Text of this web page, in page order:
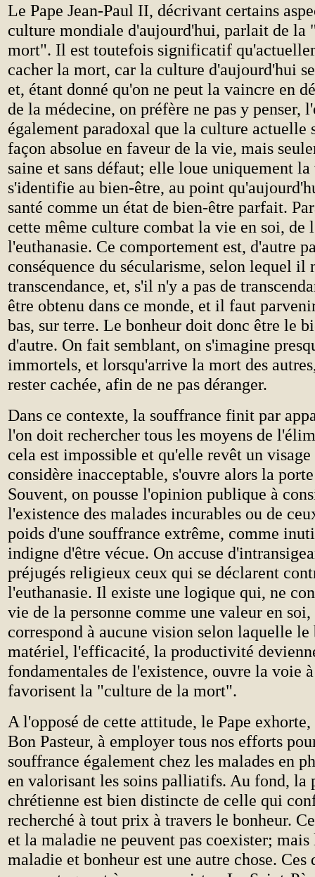
Le Pape Jean-Paul II, décrivant certains
culture mondiale d'aujourd'hui, parlait de la
mort". Il est toutefois significatif
cacher la mort, car la culture d'aujourd'hui
et, étant donné qu'on ne peut la vaincre en
de la médecine, on préfère ne pas y penser,
également paradoxal que la culture actuelle
façon absolue en faveur de la vie, mais
saine et sans défaut; elle loue uniquement
s'identifie au bien-être, au point
santé comme un état de bien-être parfait.
cette même culture combat la vie en soi, de
l'euthanasie. Ce comportement est, d'autre
conséquence du sécularisme, selon lequel il
transcendance, et, s'il n'y a pas de
être obtenu dans ce monde, et il faut
bas, sur terre. Le bonheur doit donc être le
d'autre. On fait semblant, on s'imagine
immortels, et lorsqu'arrive la mort des
rester cachée, afin de ne pas déranger.
Dans ce contexte, la souffrance finit par
l'on doit rechercher tous les moyens de
cela est impossible et qu'elle revêt un
considère inacceptable, s'ouvre alors la
Souvent, on pousse l'opinion publique à
l'existence des malades incurables ou de
poids d'une souffrance extrême, comme
indigne d'être vécue. On accuse
préjugés religieux ceux qui se déclarent
l'euthanasie. Il existe une logique qui, ne
vie de la personne comme une valeur en
correspond à aucune vision selon laquelle le
matériel, l'efficacité, la productivité
fondamentales de l'existence, ouvre la voie
favorisent la "culture de la mort".
A l'opposé de cette attitude, le Pape
Bon Pasteur, à employer tous nos efforts
souffrance également chez les malades en
en valorisant les soins palliatifs. Au fond, la
chrétienne est bien distincte de celle qui
recherché à tout prix à travers le bonheur.
et la maladie ne peuvent pas coexister;
maladie et bonheur est une autre chose. Ces